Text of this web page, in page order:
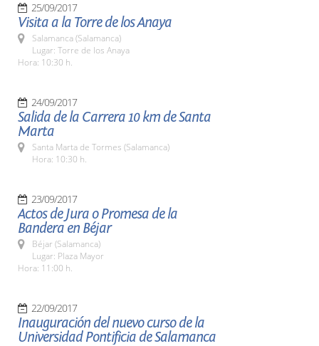
25/09/2017
Visita a la Torre de los Anaya
Salamanca (Salamanca)
Lugar: Torre de los Anaya
Hora: 10:30 h.
24/09/2017
Salida de la Carrera 10 km de Santa
Marta
Santa Marta de Tormes (Salamanca)
Hora: 10:30 h.
23/09/2017
Actos de Jura o Promesa de la
Bandera en Béjar
Béjar (Salamanca)
Lugar: Plaza Mayor
Hora: 11:00 h.
22/09/2017
Inauguración del nuevo curso de la
Universidad Pontificia de Salamanca